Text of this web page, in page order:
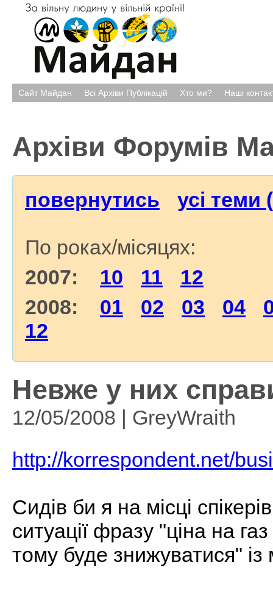
Сайт Майдан Всі Архіви Публікацій Хто ми? Наші
Архіви Форумів
повернутись усі теми
По роках/місяцях:
2007: 10 11
12
2008: 01 02 03 04
12
Невже у них
12/05/2008 | GreyWraith
http://korrespondent.net/
Сидів би я на місці
ситуації фразу "ціна на
тому буде знижуватися"